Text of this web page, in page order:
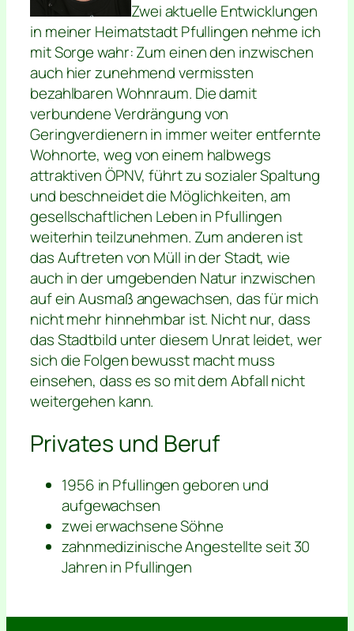
Zwei aktuelle Entwicklungen
in meiner Heimatstadt Pfullingen nehme ich
mit Sorge wahr: Zum einen den inzwischen
auch hier zunehmend vermissten
bezahlbaren Wohnraum. Die damit
verbundene Verdrängung von
Geringverdienern in immer weiter entfernte
Wohnorte, weg von einem halbwegs
attraktiven ÖPNV, führt zu sozialer Spaltung
und beschneidet die Möglichkeiten, am
gesellschaftlichen Leben in Pfullingen
weiterhin teilzunehmen. Zum anderen ist
das Auftreten von Müll in der Stadt, wie
auch in der umgebenden Natur inzwischen
auf ein Ausmaß angewachsen, das für mich
nicht mehr hinnehmbar ist. Nicht nur, dass
das Stadtbild unter diesem Unrat leidet, wer
sich die Folgen bewusst macht muss
einsehen, dass es so mit dem Abfall nicht
weitergehen kann.
Privates und Beruf
1956 in Pfullingen geboren und
aufgewachsen
zwei erwachsene Söhne
zahnmedizinische Angestellte seit 30
Jahren in Pfullingen